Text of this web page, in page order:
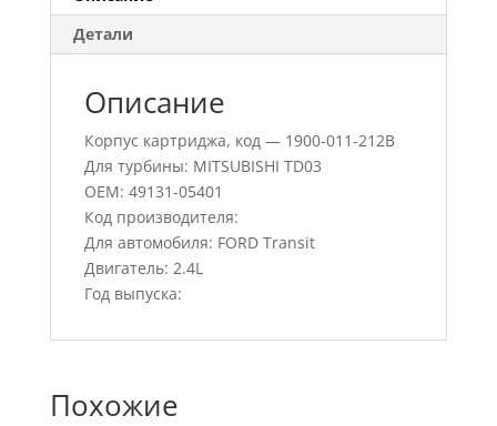
Детали
Описание
Корпус картриджа, код — 1900-011-212B
Для турбины: MITSUBISHI TD03
OEM: 49131-05401
Код производителя:
Для автомобиля: FORD Transit
Двигатель: 2.4L
Год выпуска:
Похожие